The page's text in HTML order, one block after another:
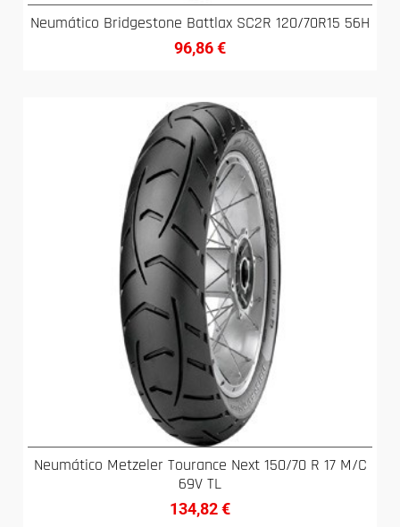
Neumático Bridgestone Battlax SC2R 120/70R15 56H
96,86€
Neumático Metzeler Tourance Next 150/70 R 17 M/C
69V TL
134,82€